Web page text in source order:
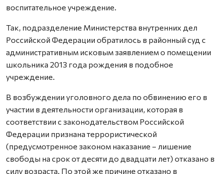
воспитательное учреждение.
Так, подразделение Министерства внутренних дел
Российской Федерации обратилось в районный суд с
административным исковым заявлением о помещении
школьника 2013 года рождения в подобное
учреждение.
В возбуждении уголовного дела по обвинению его в
участии в деятельности организации, которая в
соответствии с законодательством Российской
Федерации признана террористической
(предусмотренное законом наказание – лишение
свободы на срок от десяти до двадцати лет) отказано в
силу возраста. По этой же причине отказано в